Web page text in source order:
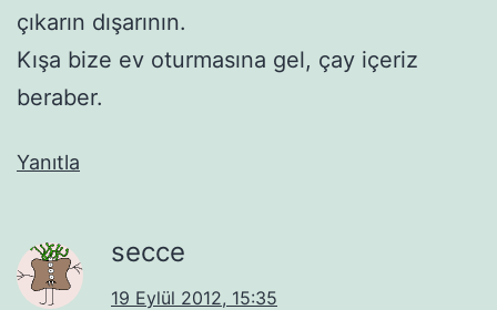
çıkarın dışarının.
Kışa bize ev oturmasına gel, çay içeriz
beraber.
Yanıtla
secce
19 Eylül 2012, 15:35